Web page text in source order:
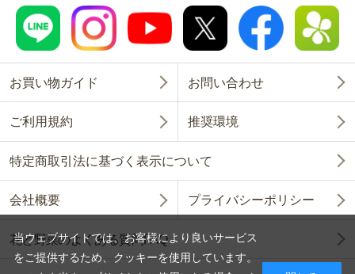
お買い物ガイド お問い合わせ
ご利用規約 推奨環境
特定商取引法に基づく表示について
会社概要 プライバシーポリシー
花と野菜のよくある質問FAQ
当ウェブサイトでは、お客様により良いサービス
をご提供するため、クッキーを使用しています。